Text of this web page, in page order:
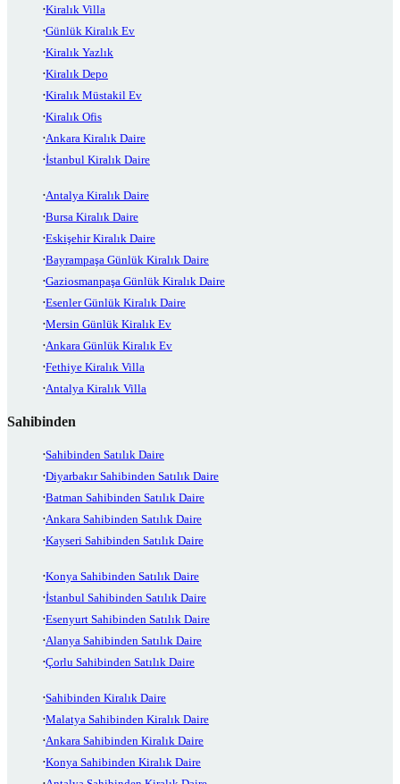
Kiralık Villa
Günlük Kiralık Ev
Kiralık Yazlık
Kiralık Depo
Kiralık Müstakil Ev
Kiralık Ofis
Ankara Kiralık Daire
İstanbul Kiralık Daire
Antalya Kiralık Daire
Bursa Kiralık Daire
Eskişehir Kiralık Daire
Bayrampaşa Günlük Kiralık Daire
Gaziosmanpaşa Günlük Kiralık Daire
Esenler Günlük Kiralık Daire
Mersin Günlük Kiralık Ev
Ankara Günlük Kiralık Ev
Fethiye Kiralık Villa
Antalya Kiralık Villa
Sahibinden
Sahibinden Satılık Daire
Diyarbakır Sahibinden Satılık Daire
Batman Sahibinden Satılık Daire
Ankara Sahibinden Satılık Daire
Kayseri Sahibinden Satılık Daire
Konya Sahibinden Satılık Daire
İstanbul Sahibinden Satılık Daire
Esenyurt Sahibinden Satılık Daire
Alanya Sahibinden Satılık Daire
Çorlu Sahibinden Satılık Daire
Sahibinden Kiralık Daire
Malatya Sahibinden Kiralık Daire
Ankara Sahibinden Kiralık Daire
Konya Sahibinden Kiralık Daire